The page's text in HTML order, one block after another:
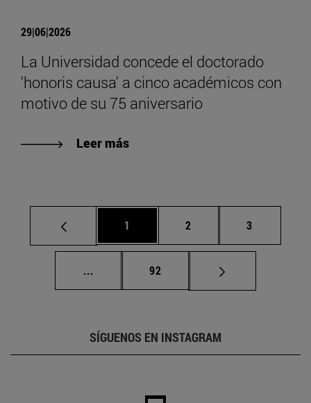
29|06|2026
La Universidad concede el doctorado
'honoris causa' a cinco académicos con
motivo de su 75 aniversario
Leer más
Página
1 Página
2 Página
3
... Páginas intermedias Use TAB para
Página
92
SÍGUENOS EN INSTAGRAM